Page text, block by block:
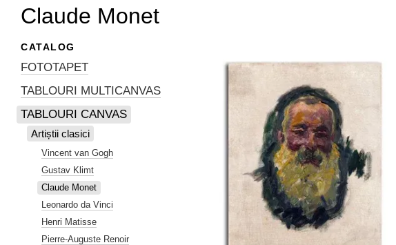
Claude Monet
CATALOG
FOTOTAPET
TABLOURI MULTICANVAS
TABLOURI CANVAS
Artiștii clasici
Vincent van Gogh
Gustav Klimt
Claude Monet
Leonardo da Vinci
Henri Matisse
Pierre-Auguste Renoir